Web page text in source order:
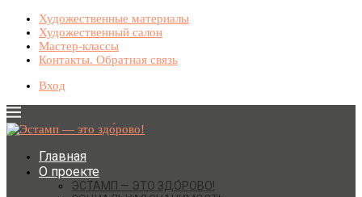
Художественные материалы
Художественный салон
Мастер-классы
Контакты. Обратная связь
Вход
Главная
О проекте
ЭСТАМП — ЭТО ЗДО́РОВО!